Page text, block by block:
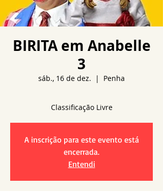
BIRITA em Anabelle
3
sáb., 16 de dez.
  |
Penha
Classificação Livre
A inscrição para este evento está
encerrada.
Entendi